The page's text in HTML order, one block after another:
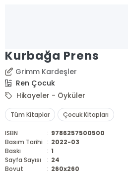
Kurbağa Prens
Grimm Kardeşler
Ren Çocuk
Hikayeler - Öyküler
Tüm Kitaplar Çocuk Kitapları
ISBN : 9786257500500
Basım Tarihi : 2022-03
Baskı
: 1
Sayfa Sayısı
: 24
Boyut
: 260x260